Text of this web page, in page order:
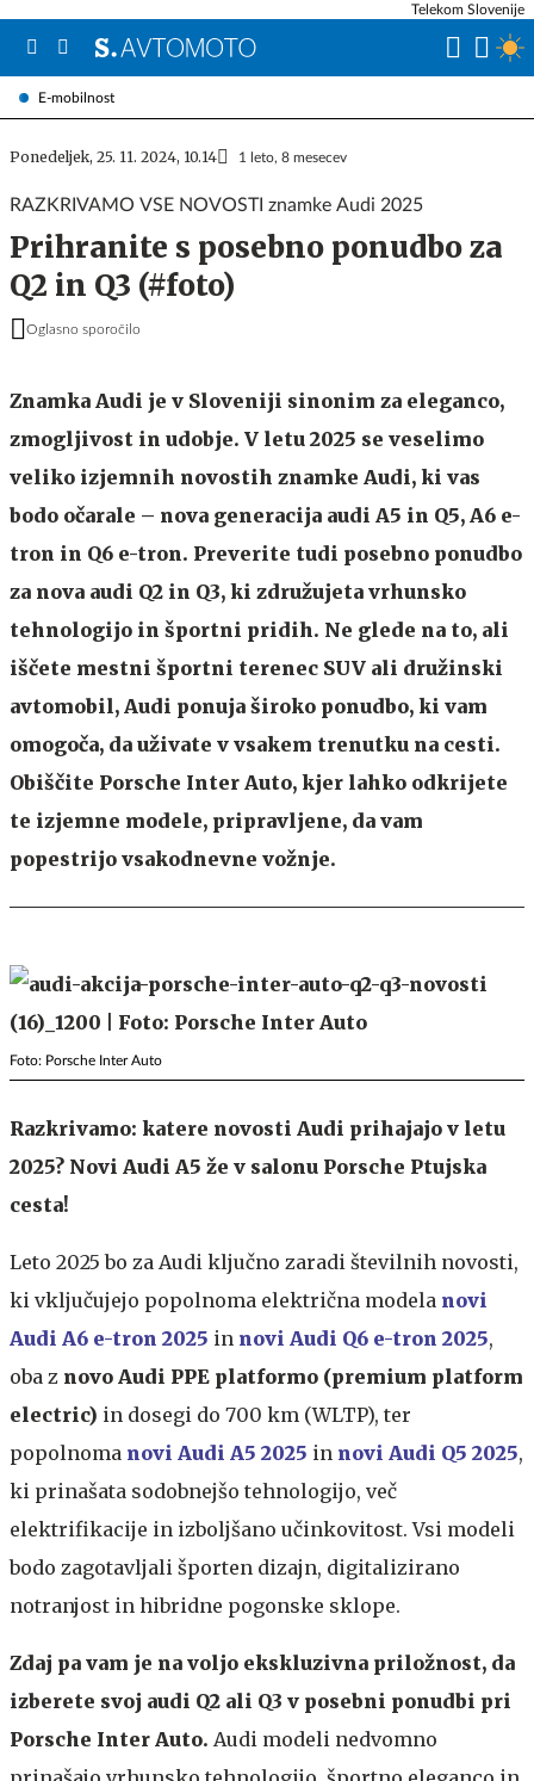
E-mobilnost
Telekom Slovenije
Ponedeljek, 25. 11. 2024, 10.14 1 leto, 8 mesecev
RAZKRIVAMO VSE NOVOSTI znamke Audi 2025
Prihranite s posebno ponudbo za
Q2 in Q3 (#foto)
Oglasno sporočilo
Znamka Audi je v Sloveniji sinonim za eleganco,
zmogljivost in udobje. V letu 2025 se veselimo
veliko izjemnih novostih znamke Audi, ki vas
bodo očarale – nova generacija audi A5 in Q5, A6 e-
tron in Q6 e-tron. Preverite tudi posebno ponudbo
za nova audi Q2 in Q3, ki združujeta vrhunsko
tehnologijo in športni pridih. Ne glede na to, ali
iščete mestni športni terenec SUV ali družinski
avtomobil, Audi ponuja široko ponudbo, ki vam
omogoča, da uživate v vsakem trenutku na cesti.
Obiščite Porsche Inter Auto, kjer lahko odkrijete
te izjemne modele, pripravljene, da vam
popestrijo vsakodnevne vožnje.
Foto: Porsche Inter Auto
Razkrivamo: katere novosti Audi prihajajo v letu
2025? Novi Audi A5 že v salonu Porsche Ptujska
cesta!
Leto 2025 bo za Audi ključno zaradi številnih novosti,
ki vključujejo popolnoma električna modela novi
Audi A6 e-tron 2025 in novi Audi Q6 e-tron 2025,
oba z novo Audi PPE platformo (premium platform
electric) in dosegi do 700 km (WLTP), ter
popolnoma novi Audi A5 2025 in novi Audi Q5 2025,
ki prinašata sodobnejšo tehnologijo, več
elektrifikacije in izboljšano učinkovitost. Vsi modeli
bodo zagotavljali športen dizajn, digitalizirano
notranjost in hibridne pogonske sklope.
Zdaj pa vam je na voljo ekskluzivna priložnost, da
izberete svoj audi Q2 ali Q3 v posebni ponudbi pri
Porsche Inter Auto. Audi modeli nedvomno